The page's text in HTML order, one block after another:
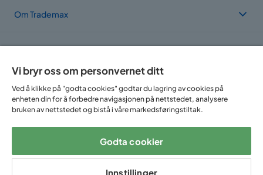
Om Trademax
Følg oss på:
Vi bryr oss om personvernet ditt
Ved å klikke på "godta cookies" godtar du lagring av cookies på
enheten din for å forbedre navigasjonen på nettstedet, analysere
bruken av nettstedet og bistå i våre markedsføringstiltak.
Godta cookier
Innstillinger